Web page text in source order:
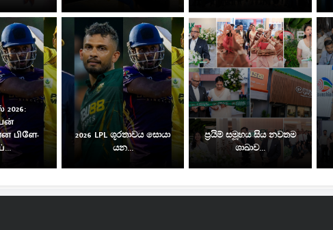
பிளே-
2026 LPL ශූරතාවය සොයා
යන...
ප්‍රයිම් සමූහය සිය නවතම
ශාඛාව...